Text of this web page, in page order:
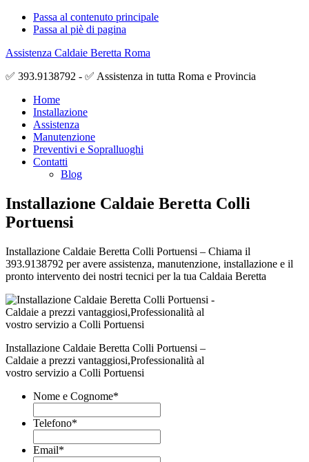
Passa al contenuto principale
Passa al piè di pagina
Assistenza Caldaie Beretta Roma
✅ 393.9138792 - ✅ Assistenza in tutta Roma e Provincia
Home
Installazione
Assistenza
Manutenzione
Preventivi e Sopralluoghi
Contatti
Blog
Installazione Caldaie Beretta Colli
Portuensi
Installazione Caldaie Beretta Colli Portuensi – Chiama il
393.9138792 per avere assistenza, manutenzione, installazione e il
pronto intervento dei nostri tecnici per la tua Caldaia Beretta
Installazione Caldaie Beretta Colli Portuensi –
Caldaie a prezzi vantaggiosi,Professionalità al
vostro servizio a Colli Portuensi
Nome e Cognome*
Telefono*
Email*